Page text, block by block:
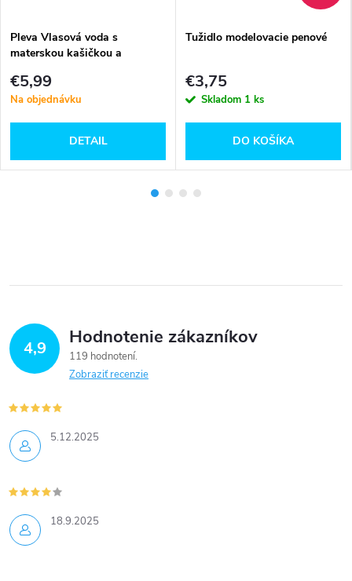
Pleva Vlasová voda s
materskou kašičkou a
€5,99
Na objednávku
DETAIL
Tužidlo modelovacie penové
€3,75
Skladom 1 ks
DO KOŠÍKA
4,9 Hodnotenie zákazníkov
119 hodnotení
Zobraziť recenzie
5.12.2025
18.9.2025